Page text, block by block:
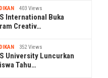
403 Views
International Buka
Creativ…
352 Views
University Luncurkan
Tahu…